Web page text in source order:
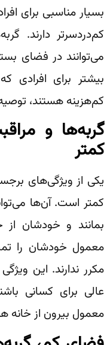
بسیار مناسبی برای
کم‌دردسرتر دارند.
می‌توانند در فضای
بیشتر برای
کم‌هزینه هستند،
گربه‌ها و
کمتر
یکی از ویژگی‌های
کمتر است. آن‌ها
بمانند و خودشان از
معمول خودشان را
مکرر ندارند. این
عالی برای کسانی
معمول بیرون از خانه